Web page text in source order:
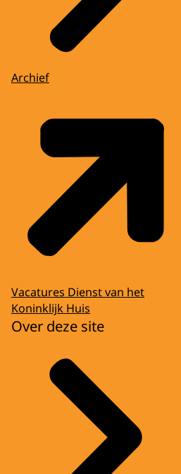
Archief
Vacatures Dienst van het
Koninklijk Huis
Over deze site